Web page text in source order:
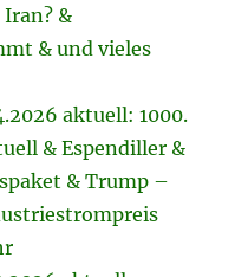
&
& und vieles
aktuell: 1000.
& Espendiller &
& Trump –